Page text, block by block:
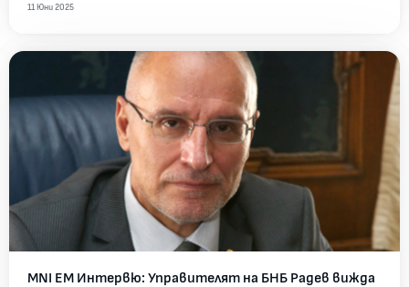
11 Юни 2025
MNI EM Интервю: Управителят на БНБ Радев вижда